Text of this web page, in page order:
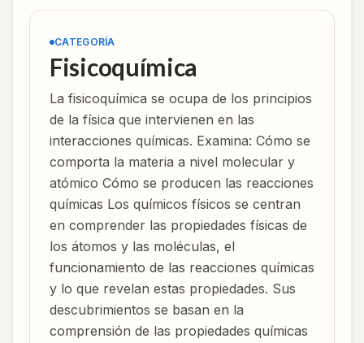
CATEGORÍA
Fisicoquímica
La fisicoquímica se ocupa de los principios
de la física que intervienen en las
interacciones químicas. Examina: Cómo se
comporta la materia a nivel molecular y
atómico Cómo se producen las reacciones
químicas Los químicos físicos se centran
en comprender las propiedades físicas de
los átomos y las moléculas, el
funcionamiento de las reacciones químicas
y lo que revelan estas propiedades. Sus
descubrimientos se basan en la
comprensión de las propiedades químicas